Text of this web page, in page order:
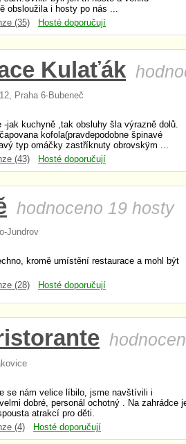
obsloužila i hosty po nás ...
(35) Hosté doporučují
Kulaťák
Praha 6-Bubeneč
-jak kuchyně ,tak obsluhy šla výrazně dolů.
kofola(pravdepodobne špinavé
typ omáčky zastříknuty obrovskÿm ...
(43) Hosté doporučují
hodnoceno 19 hosty
Jundrov
kromě umístění restaurace a mohl být
(28) Hosté doporučují
se nám velice líbilo, jsme navštívili i
dobré, personál ochotný . Na zahrádce
atrakcí pro děti.
(4) Hosté doporučují